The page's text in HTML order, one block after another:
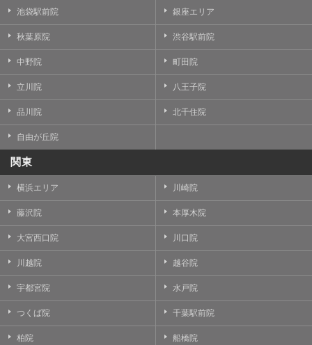
池袋駅前院 銀座エリア
秋葉原院 渋谷駅前院
中野院 町田院
立川院 八王子院
品川院 北千住院
自由が丘院
関東
横浜エリア 川崎院
藤沢院 本厚木院
大宮西口院 川口院
川越院 越谷院
宇都宮院 水戸院
つくば院 千葉駅前院
柏院 船橋院